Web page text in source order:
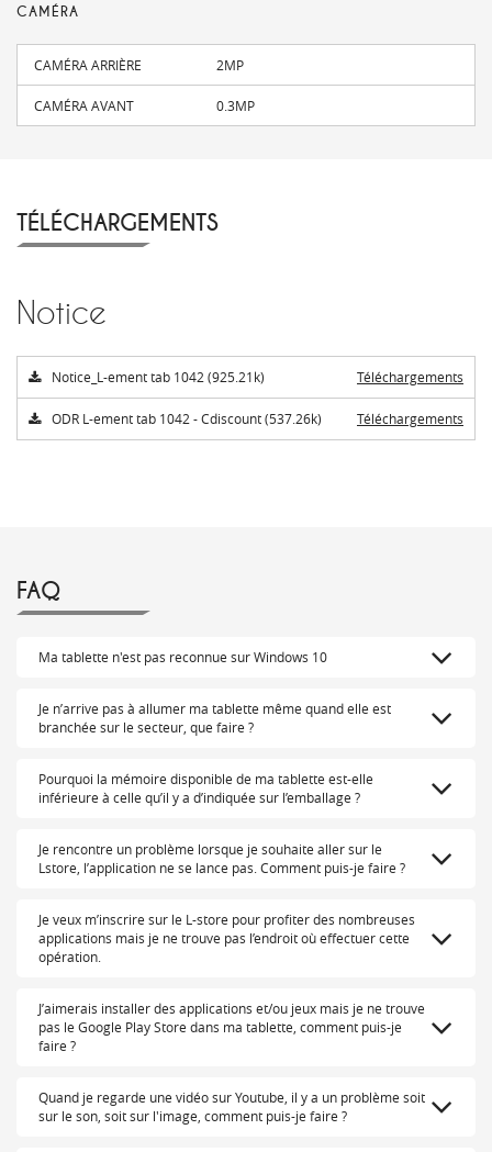
CAMÉRA
CAMÉRA ARRIÈRE 2MP
CAMÉRA AVANT 0.3MP
TÉLÉCHARGEMENTS
Notice
Notice_L-ement tab 1042 (925.21k) Téléchargements
ODR L-ement tab 1042 - Cdiscount (537.26k) Téléchargements
FAQ
Ma tablette n'est pas reconnue sur Windows 10
Je n’arrive pas à allumer ma tablette même quand elle est
branchée sur le secteur, que faire ?
Pourquoi la mémoire disponible de ma tablette est-elle
inférieure à celle qu’il y a d’indiquée sur l’emballage ?
Je rencontre un problème lorsque je souhaite aller sur le
Lstore, l’application ne se lance pas. Comment puis-je faire ?
Je veux m’inscrire sur le L-store pour profiter des nombreuses
applications mais je ne trouve pas l’endroit où effectuer cette
opération.
J’aimerais installer des applications et/ou jeux mais je ne trouve
pas le Google Play Store dans ma tablette, comment puis-je
faire ?
Quand je regarde une vidéo sur Youtube, il y a un problème soit
sur le son, soit sur l'image, comment puis-je faire ?